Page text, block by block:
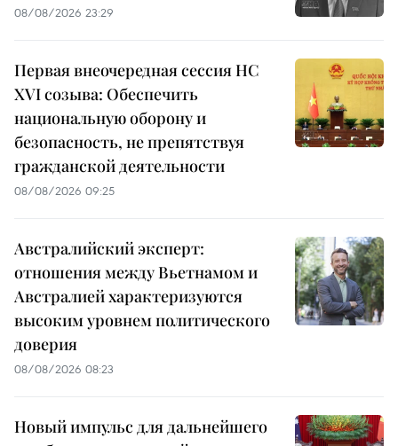
08/08/2026 23:29
Первая внеочередная сессия НС
XVI созыва: Обеспечить
национальную оборону и
безопасность, не препятствуя
гражданской деятельности
08/08/2026 09:25
Австралийский эксперт:
отношения между Вьетнамом и
Австралией характеризуются
высоким уровнем политического
доверия
08/08/2026 08:23
Новый импульс для дальнейшего